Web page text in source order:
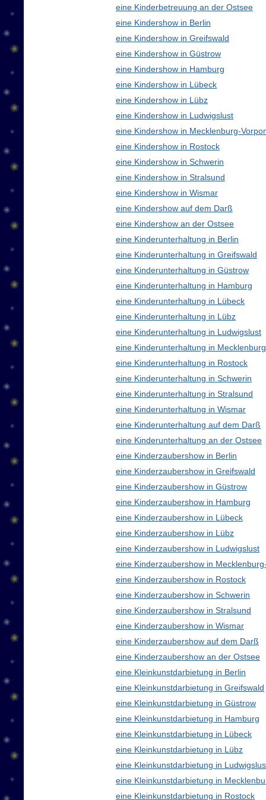
eine Kinderbetreuung an der Ostsee
eine Kindershow in Berlin
eine Kindershow in Greifswald
eine Kindershow in Güstrow
eine Kindershow in Hamburg
eine Kindershow in Lübeck
eine Kindershow in Lübz
eine Kindershow in Ludwigslust
eine Kindershow in Mecklenburg-
eine Kindershow in Rostock
eine Kindershow in Schwerin
eine Kindershow in Stralsund
eine Kindershow in Wismar
eine Kindershow auf dem Darß
eine Kindershow an der Ostsee
eine Kinderunterhaltung in Berlin
eine Kinderunterhaltung in Greifswald
eine Kinderunterhaltung in Güstrow
eine Kinderunterhaltung in Hamburg
eine Kinderunterhaltung in Lübeck
eine Kinderunterhaltung in Lübz
eine Kinderunterhaltung in Ludwigslust
eine Kinderunterhaltung in
eine Kinderunterhaltung in Rostock
eine Kinderunterhaltung in Schwerin
eine Kinderunterhaltung in Stralsund
eine Kinderunterhaltung in Wismar
eine Kinderunterhaltung auf dem Darß
eine Kinderunterhaltung an der Ostsee
eine Kinderzaubershow in Berlin
eine Kinderzaubershow in Greifswald
eine Kinderzaubershow in Güstrow
eine Kinderzaubershow in Hamburg
eine Kinderzaubershow in Lübeck
eine Kinderzaubershow in Lübz
eine Kinderzaubershow in Ludwigslust
eine Kinderzaubershow in
eine Kinderzaubershow in Rostock
eine Kinderzaubershow in Schwerin
eine Kinderzaubershow in Stralsund
eine Kinderzaubershow in Wismar
eine Kinderzaubershow auf dem Darß
eine Kinderzaubershow an der Ostsee
eine Kleinkunstdarbietung in Berlin
eine Kleinkunstdarbietung in Greifswald
eine Kleinkunstdarbietung in Güstrow
eine Kleinkunstdarbietung in Hamburg
eine Kleinkunstdarbietung in Lübeck
eine Kleinkunstdarbietung in Lübz
eine Kleinkunstdarbietung in
eine Kleinkunstdarbietung in
eine Kleinkunstdarbietung in Rostock